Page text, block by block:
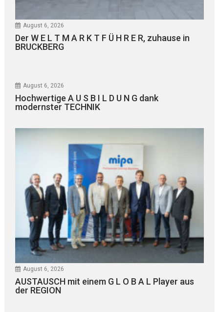
August 6, 2026
Der W E L T M A R K T F Ü H R E R, zuhause in
BRUCKBERG
August 6, 2026
Hochwertige A U S B I L D U N G dank
modernster TECHNIK
August 6, 2026
AUSTAUSCH mit einem G L O B A L Player aus
der REGION